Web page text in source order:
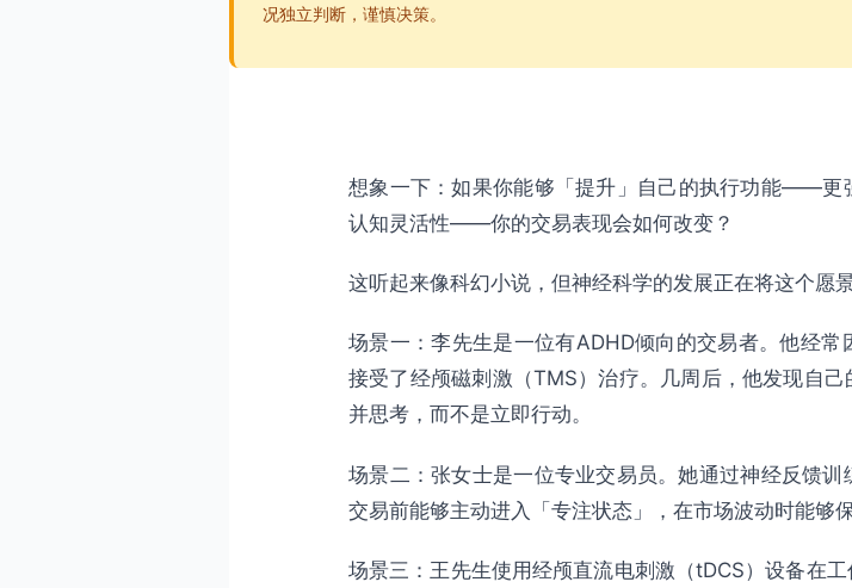
3.3 tDCS与训练的结合
3.4 tDCS的安全性与风险
4.2 神经反馈与执行功能
4.3 神经反馈在交易中的应用
4.4 神经反馈的安全性与限制
5.1 安全使用的原则
5.2 伦理考量
第六部分：深度思考——技术、修行与觉照
6.2 「觉照执行」的终极形态
况独立判断，谨慎决策。
想象一下：如果你能够「提升」自己的执行功能——更
认知灵活性——你的交易表现会如何改变？
这听起来像科幻小说，但神经科学的发展正在将这个愿景
场景一：李先生是一位有ADHD倾向的交易者。他经
接受了经颅磁刺激（TMS）治疗。几周后，他发现自
并思考，而不是立即行动。
场景二：张女士是一位专业交易员。她通过神经反馈
交易前能够主动进入「专注状态」，在市场波动时能够
场景三：王先生使用经颅直流电刺激（tDCS）设备在